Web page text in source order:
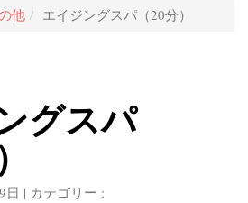
他 エイジングスパ（20分）
グスパ
日 | カテゴリー :